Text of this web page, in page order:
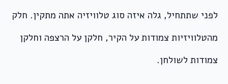
לפני שתתחיל, גלה איזה סוג טלוויזיה אתה מתקין. חלק
מהטלוויזיות צמודות על הקיר, חלקן על הרצפה וחלקן
צמודות לשולחן.